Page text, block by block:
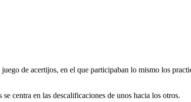
de acertijos, en el que participaban lo mismo los
centra en las descalificaciones de unos hacia los otros.